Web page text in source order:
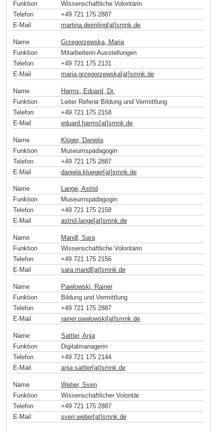
Funktion
Wissenschaftliche Volontärin
Telefon
+49 721 175 2887
E-Mail
martina.deimling[at]smnk.de
Name
Grzegorzewska, Maria
Funktion
Mitarbeiterin Ausstellungen
Telefon
+49 721 175 2131
E-Mail
maria.grzegorzewska[at]smnk.de
Name
Harms, Eduard, Dr.
Funktion
Leiter Referat Bildung und Vermittlung
Telefon
+49 721 175 2158
E-Mail
eduard.harms[at]smnk de
Name
Klüger, Daniela
Funktion
Museumspädagogin
Telefon
+49 721 175 2887
E-Mail
daniela.klueger[at]smnk de
Name
Lange, Astrid
Funktion
Museumspädagogin
Telefon
+49 721 175 2158
E-Mail
astrid.lange[at]smnk.de
Name
Mandl, Sara
Funktion
Wissenschaftliche Volontärin
Telefon
+49 721 175 2156
E-Mail
sara.mandl[at]smnk.de
Name
Pawlowski, Rainer
Funktion
Bildung und Vermittlung
Telefon
+49 721 175 2887
E-Mail
rainer.pawlowski[at]smnk.de
Name
Sattler, Anja
Funktion
Digitalmanagerin
Telefon
+49 721 175 2144
E-Mail
anja.sattler[at]smnk de
Name
Weber, Sven
Funktion
Wissenschaftlicher Volontär
Telefon
+49 721 175 2887
E-Mail
sven.weber[at]smnk de